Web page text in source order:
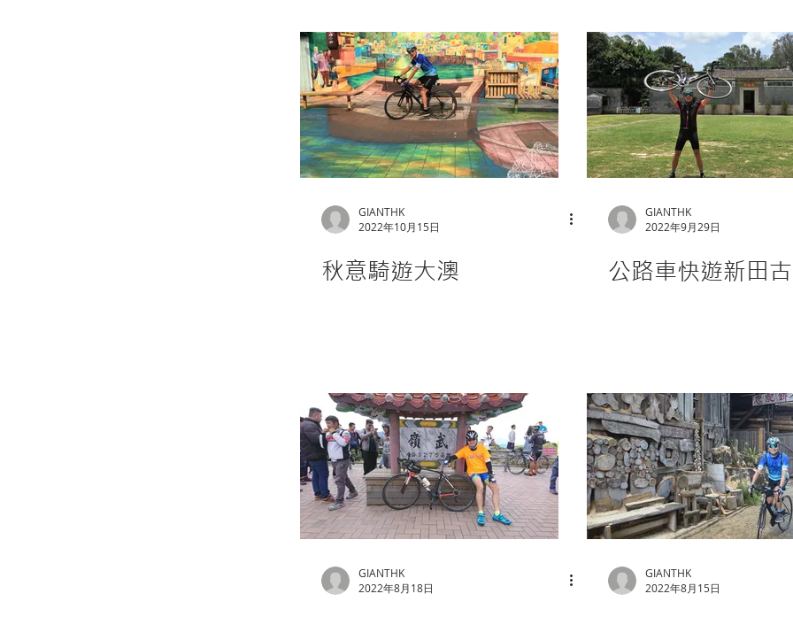
GIANTHK
2022年10月15日
秋意騎遊大澳
GIANTHK
2022年9月29日
公路車快遊新田
GIANTHK
2022年8月18日
GIANTHK
2022年8月15日